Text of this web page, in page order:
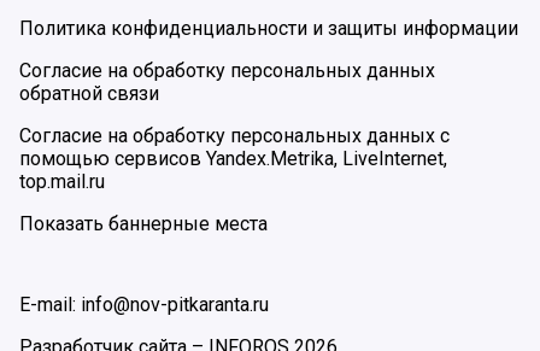
Политика конфиденциальности и защиты информации
Согласие на обработку персональных данных
обратной связи
Согласие на обработку персональных данных с
помощью сервисов Yandex.Metrika, LiveInternet,
top.mail.ru
Показать баннерные места
E-mail: info@nov-pitkaranta.ru